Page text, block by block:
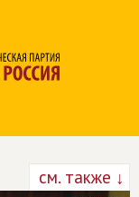
см. также ↓